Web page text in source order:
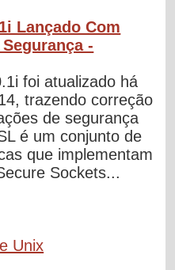
Lançado Com
-
foi atualizado há
trazendo correção
de segurança
é um conjunto de
que implementam
Sockets...
Unix